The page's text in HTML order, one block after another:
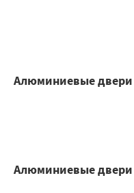
Алюминиевые
Алюминиевые двери